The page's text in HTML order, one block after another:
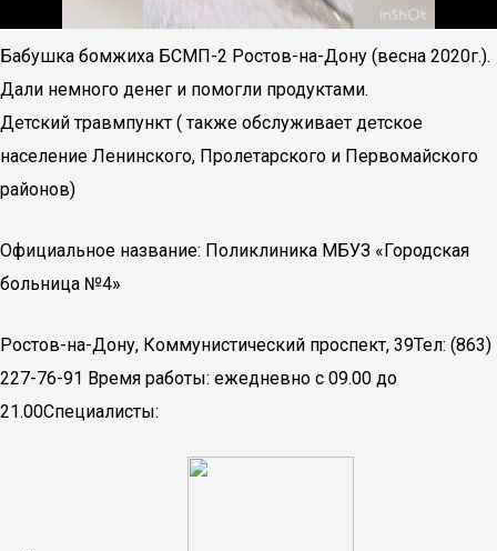
Бабушка бомжиха БСМП-2 Ростов-на-Дону (весна 2020г.).
Дали немного денег и помогли продуктами.
Детский травмпункт ( также обслуживает детское
население Ленинского, Пролетарского и Первомайского
районов)
Официальное название: Поликлиника МБУЗ «Городская
больница №4»
Ростов-на-Дону, Коммунистический проспект, 39Тел: (863)
227-76-91 Время работы: ежедневно с 09.00 до
21.00Специалисты: